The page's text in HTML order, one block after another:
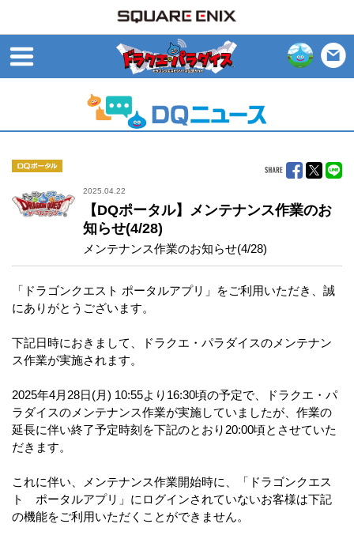
2025.04.22
【DQポータル】メンテナンス作業のお
知らせ(4/28)
メンテナンス作業のお知らせ(4/28)
「ドラゴンクエスト ポータルアプリ」をご利用いただき、誠
にありがとうございます。
下記日時におきまして、ドラクエ・パラダイスのメンテナン
ス作業が実施されます。
2025年4月28日(月) 10:55より16:30頃の予定で、ドラクエ・パ
ラダイスのメンテナンス作業が実施していましたが、作業の
延長に伴い終了予定時刻を下記のとおり20:00頃とさせていた
だきます。
これに伴い、メンテナンス作業開始時に、「ドラゴンクエス
ト ポータルアプリ」にログインされていないお客様は下記
の機能をご利用いただくことができません。